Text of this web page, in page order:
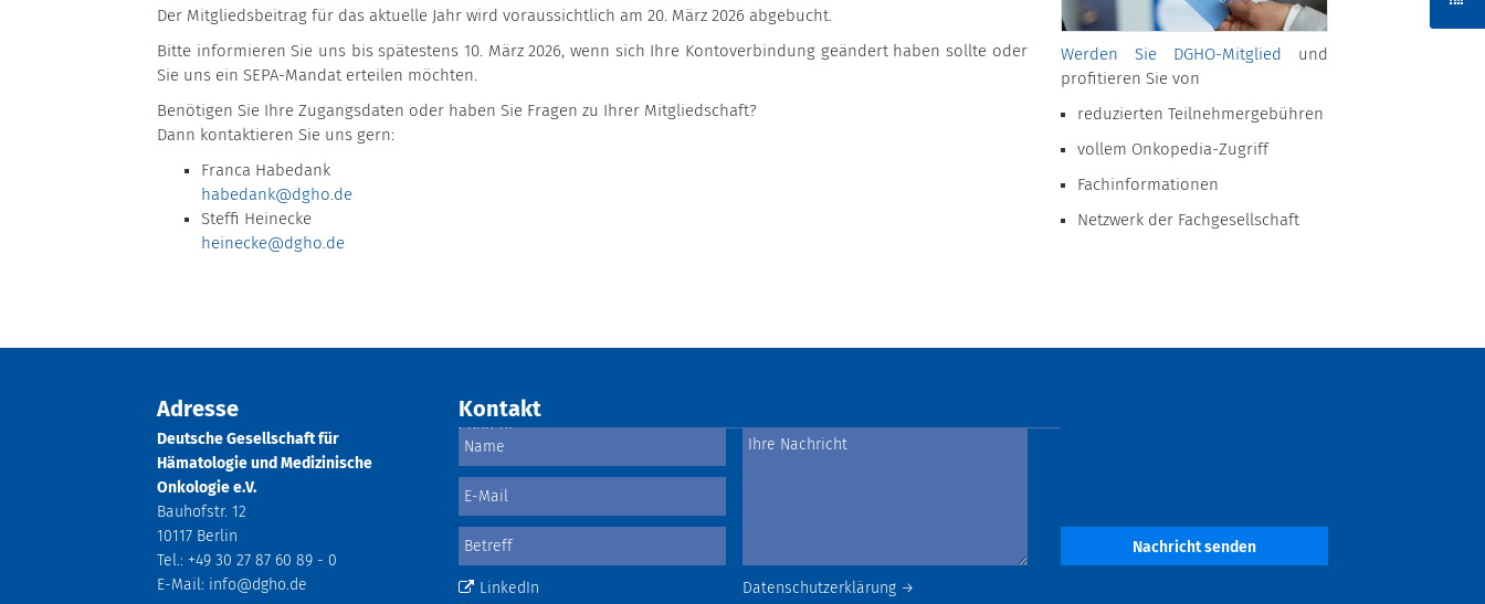
Der Mitgliedsbeitrag für das aktuelle Jahr wird voraussichtlich am 20. März 2026 abgebucht.
Bitte informieren Sie uns bis spätestens 10. März 2026, wenn sich Ihre Kontoverbindung geändert haben sollte oder
Sie uns ein SEPA-Mandat erteilen möchten.
Benötigen Sie Ihre Zugangsdaten oder haben Sie Fragen zu Ihrer Mitgliedschaft?
Dann kontaktieren Sie uns gern:
Franca Habedank
habedank@dgho.de
Steffi Heinecke
heinecke@dgho.de
Werden Sie DGHO-Mitglied
und
profitieren Sie von
reduzierten Teilnehmergebühren
vollem Onkopedia-Zugriff
Fachinformationen
Netzwerk der Fachgesellschaft
Adresse
Deutsche Gesellschaft für
Hämatologie und Medizinische
Onkologie e.V.
Bauhofstr. 12
10117 Berlin
Tel.: +49 30 27 87 60 89 - 0
E-Mail: info@dgho.de
Kontakt
Datenschutzerklärung →
LinkedIn
Nachricht senden